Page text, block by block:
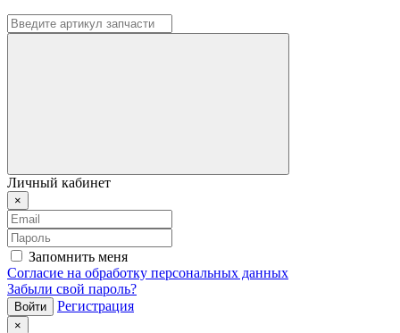
Личный кабинет
×
Запомнить меня
Согласие на обработку персональных данных
Забыли свой пароль?
Регистрация
×